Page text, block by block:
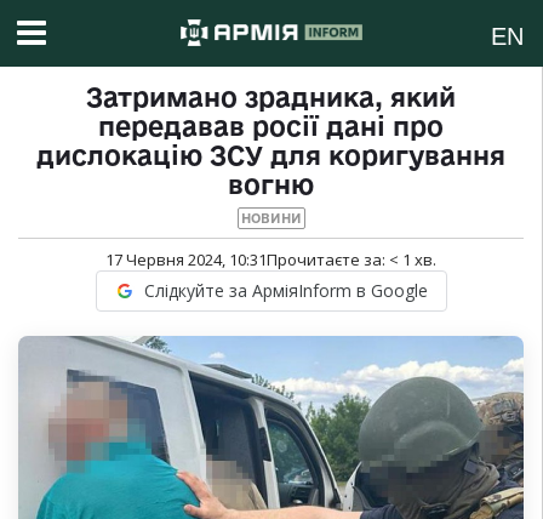
EN
Затримано зрадника, який
передавав росії дані про
дислокацію ЗСУ для коригування
вогню
НОВИНИ
17 Червня 2024, 10:31Прочитаєте за: < 1 хв.
Слідкуйте за АрміяInform в Google